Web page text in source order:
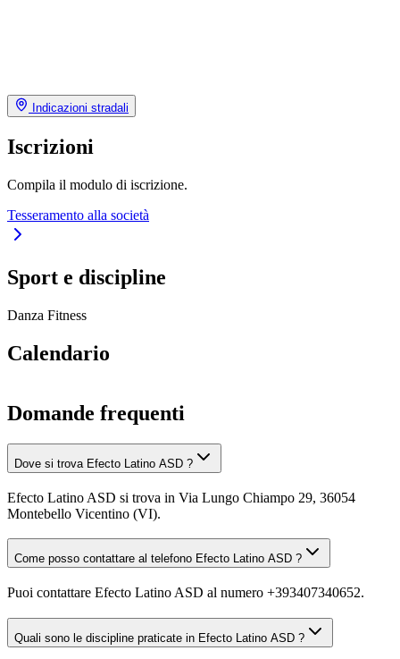
Indicazioni stradali
Iscrizioni
Compila il modulo di iscrizione.
Tesseramento alla società
Sport e discipline
Danza Fitness
Calendario
Domande frequenti
Dove si trova Efecto Latino ASD ?
Efecto Latino ASD si trova in Via Lungo Chiampo 29, 36054
Montebello Vicentino (VI).
Come posso contattare al telefono Efecto Latino ASD ?
Puoi contattare Efecto Latino ASD al numero +393407340652.
Quali sono le discipline praticate in Efecto Latino ASD ?